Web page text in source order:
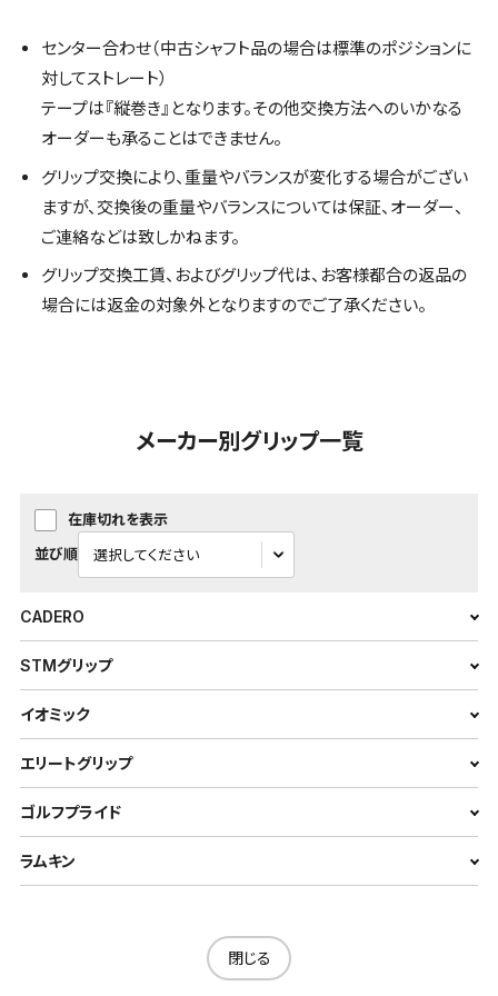
センター合わせ（中古シャフト品の場合は標準のポジションに
対してストレート）
テープは『縦巻き』となります。その他交換方法へのいかなる
オーダーも承ることはできません。
グリップ交換により、重量やバランスが変化する場合がござい
ますが、交換後の重量やバランスについては保証、オーダー、
ご連絡などは致しかねます。
グリップ交換工賃、およびグリップ代は、お客様都合の返品の
場合には返金の対象外となりますのでご了承ください。
メーカー別グリップ一覧
在庫切れを表示
並び順
CADERO
STMグリップ
イオミック
エリートグリップ
ゴルフプライド
ラムキン
閉じる